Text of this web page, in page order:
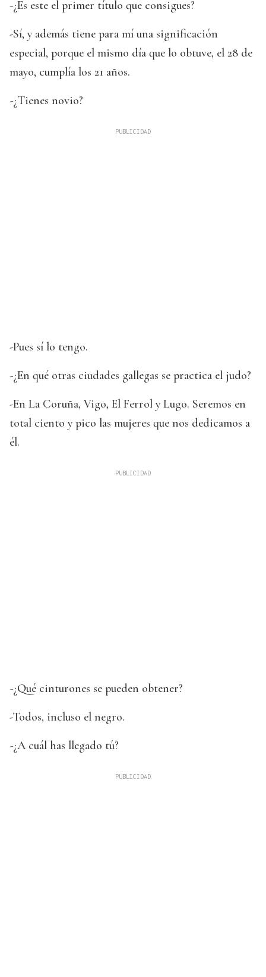
-¿Es este el primer título que consigues?
-Sí, y además tiene para mí una significación
especial, porque el mismo día que lo obtuve, el 28 de
mayo, cumplía los 21 años.
-¿Tienes novio?
-Pues sí lo tengo.
-¿En qué otras ciudades gallegas se practica el judo?
-En La Coruña, Vigo, El Ferrol y Lugo. Seremos en
total ciento y pico las mujeres que nos dedicamos a
él.
-¿Qué cinturones se pueden obtener?
-Todos, incluso el negro.
-¿A cuál has llegado tú?